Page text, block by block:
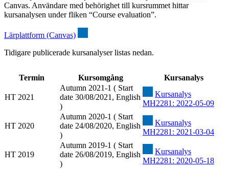
Canvas. Användare med behörighet till kursrummet hittar
kursanalysen under fliken “Course evaluation”.
Lärplattform (Canvas)
Tidigare publicerade kursanalyser listas nedan.
Termin Kursomgång Kursanalys
HT 2021
Autumn 2021-1 ( Start
date 30/08/2021, English
)
Kursanalys
MH2281: 2022-05-09
HT 2020
Autumn 2020-1 ( Start
date 24/08/2020, English
)
Kursanalys
MH2281: 2021-03-04
HT 2019
Autumn 2019-1 ( Start
date 26/08/2019, English
)
Kursanalys
MH2281: 2020-05-18